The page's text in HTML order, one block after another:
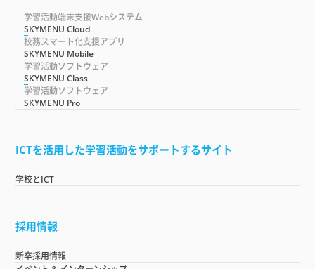
学習活動端末支援Webシステム
SKYMENU Cloud
校務スマート化支援アプリ
SKYMENU Mobile
学習活動ソフトウェア
SKYMENU Class
学習活動ソフトウェア
SKYMENU Pro
ICTを活用した学習活動をサポートするサイト
学校とICT
採用情報
新卒採用情報